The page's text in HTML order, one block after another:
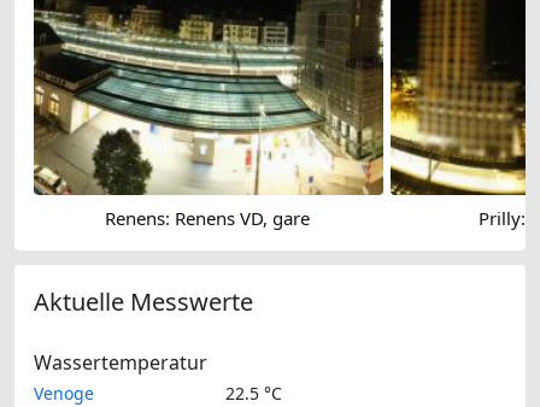
Renens: Renens VD, gare Prilly:
Aktuelle Messwerte
Wassertemperatur
Venoge 22.5 °C